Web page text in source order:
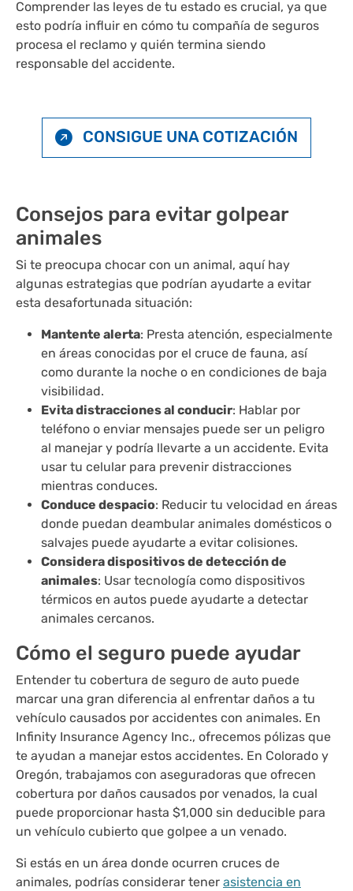
Comprender las leyes de tu estado es crucial, ya que
esto podría influir en cómo tu compañía de seguros
procesa el reclamo y quién termina siendo
responsable del accidente.
CONSIGUE UNA COTIZACIÓN
Consejos para evitar golpear
animales
Si te preocupa chocar con un animal, aquí hay
algunas estrategias que podrían ayudarte a evitar
esta desafortunada situación:
Mantente alerta: Presta atención, especialmente
en áreas conocidas por el cruce de fauna, así
como durante la noche o en condiciones de baja
visibilidad.
Evita distracciones al conducir: Hablar por
teléfono o enviar mensajes puede ser un peligro
al manejar y podría llevarte a un accidente. Evita
usar tu celular para prevenir distracciones
mientras conduces.
Conduce despacio: Reducir tu velocidad en áreas
donde puedan deambular animales domésticos o
salvajes puede ayudarte a evitar colisiones.
Considera dispositivos de detección de
animales: Usar tecnología como dispositivos
térmicos en autos puede ayudarte a detectar
animales cercanos.
Cómo el seguro puede ayudar
Entender tu cobertura de seguro de auto puede
marcar una gran diferencia al enfrentar daños a tu
vehículo causados por accidentes con animales. En
Infinity Insurance Agency Inc., ofrecemos pólizas que
te ayudan a manejar estos accidentes. En Colorado y
Oregón, trabajamos con aseguradoras que ofrecen
cobertura por daños causados por venados, la cual
puede proporcionar hasta $1,000 sin deducible para
un vehículo cubierto que golpee a un venado.
Si estás en un área donde ocurren cruces de
animales, podrías considerar tener asistencia en